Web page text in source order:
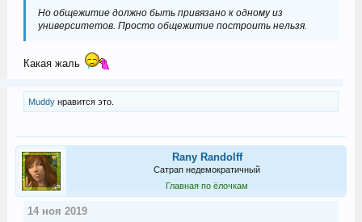
Но общежитие должно быть привязано к одному из
университетов. Просто общежитие построить нельзя.
Какая жаль
Muddyнравится это.
Rany Randolff
Сатрап недемократичный
Главная по ёлочкам
14 ноя 2019